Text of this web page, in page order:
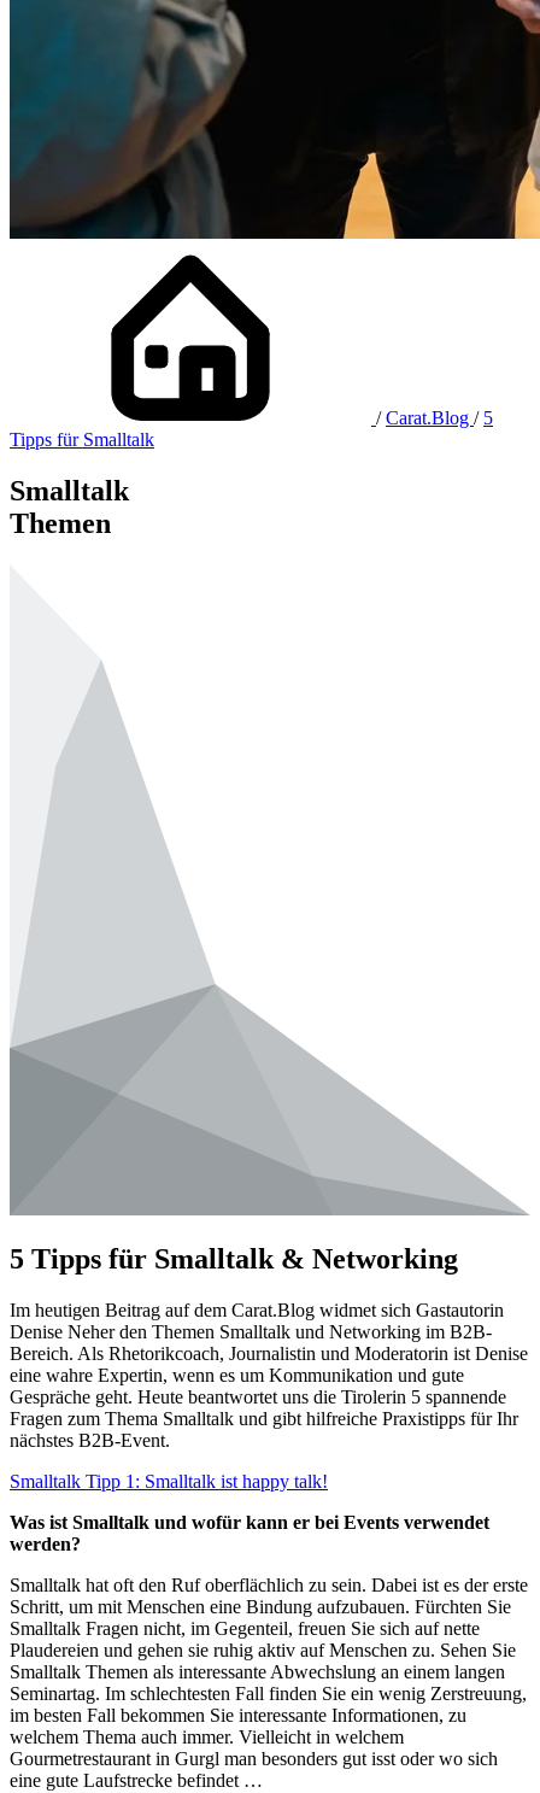
/ Carat.Blog / 5
Tipps für Smalltalk
Smalltalk
Themen
5 Tipps für Smalltalk & Networking
Im heutigen Beitrag auf dem Carat.Blog widmet sich Gastautorin
Denise Neher den Themen Smalltalk und Networking im B2B-
Bereich. Als Rhetorikcoach, Journalistin und Moderatorin ist Denise
eine wahre Expertin, wenn es um Kommunikation und gute
Gespräche geht. Heute beantwortet uns die Tirolerin 5 spannende
Fragen zum Thema Smalltalk und gibt hilfreiche Praxistipps für Ihr
nächstes B2B-Event.
Smalltalk Tipp 1: Smalltalk ist happy talk!
Was ist Smalltalk und wofür kann er bei Events verwendet
werden?
Smalltalk hat oft den Ruf oberflächlich zu sein. Dabei ist es der erste
Schritt, um mit Menschen eine Bindung aufzubauen. Fürchten Sie
Smalltalk Fragen nicht, im Gegenteil, freuen Sie sich auf nette
Plaudereien und gehen sie ruhig aktiv auf Menschen zu. Sehen Sie
Smalltalk Themen als interessante Abwechslung an einem langen
Seminartag. Im schlechtesten Fall finden Sie ein wenig Zerstreuung,
im besten Fall bekommen Sie interessante Informationen, zu
welchem Thema auch immer. Vielleicht in welchem
Gourmetrestaurant in Gurgl man besonders gut isst oder wo sich
eine gute Laufstrecke befindet …